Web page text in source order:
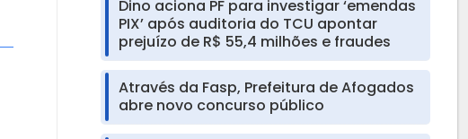
Dino aciona PF para investigar ‘emendas
PIX’ após auditoria do TCU apontar
prejuízo de R$ 55,4 milhões e fraudes
Através da Fasp, Prefeitura de Afogados
abre novo concurso público